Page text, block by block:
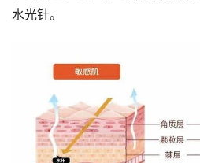
水光针。